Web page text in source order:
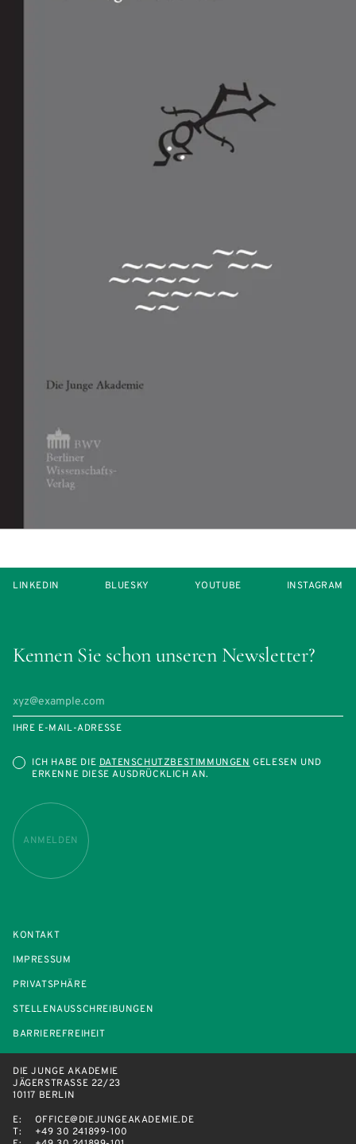
Kennen Sie schon unseren Newsletter?
IHRE E-MAIL-ADRESSE
ICH HABE DIE DATENSCHUTZBESTIMMUNGEN GELESEN UND
ERKENNE DIESE AUSDRÜCKLICH AN.
ANMELDEN
LINKEDIN BLUESKY YOUTUBE INSTAGRAM
KONTAKT
IMPRESSUM
PRIVATSPHÄRE
STELLENAUSSCHREIBUNGEN
BARRIEREFREIHEIT
DIE JUNGE AKADEMIE
JÄGERSTRASSE 22/23
10117 BERLIN
E:
OFFICE@DIEJUNGEAKADEMIE.DE
T:
+49 30 241899-100